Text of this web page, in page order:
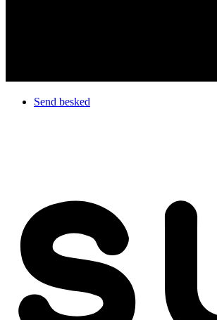
Send besked